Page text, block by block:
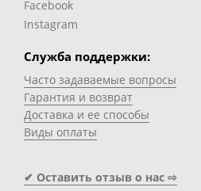
Facebook
Instagram
Служба поддержки:
Часто задаваемые вопросы
Гарантия и возврат
Доставка и ее способы
Виды оплаты
✔ Оставить отзыв о нас ⇨